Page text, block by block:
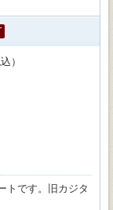
）
トです。旧カジタ